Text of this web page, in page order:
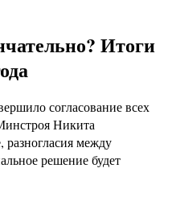
Итоги
согласование всех
Никита
между
решение будет